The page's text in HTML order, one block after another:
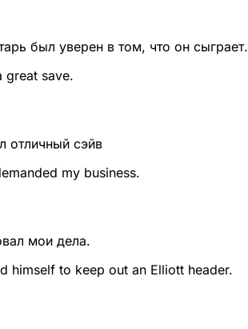
был уверен в том, что он сыграет.
great save.
отличный сэйв
my business.
мои дела.
himself to keep out an Elliott header.